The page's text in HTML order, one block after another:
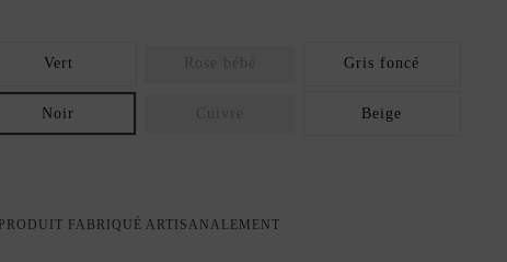
Vert Gris foncé
Noir Beige
PRODUIT FABRIQUÉ ARTISANALEMENT